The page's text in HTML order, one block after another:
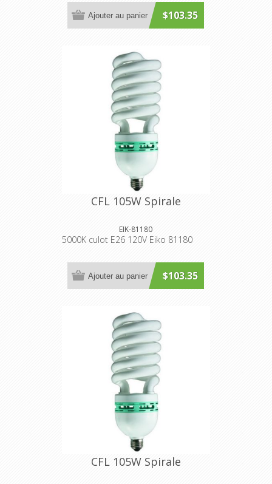
$103.35
Ajouter au panier
CFL 105W Spirale
EIK-81180
5000K culot E26 120V Eiko 81180
$103.35
Ajouter au panier
CFL 105W Spirale